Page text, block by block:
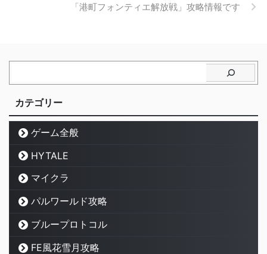
「港町フォンティエ解放戦」攻略情報です
カテゴリー
ゲーム全般
HYTALE
マイクラ
パルワールド攻略
ブループロトコル
FE風花雪月攻略